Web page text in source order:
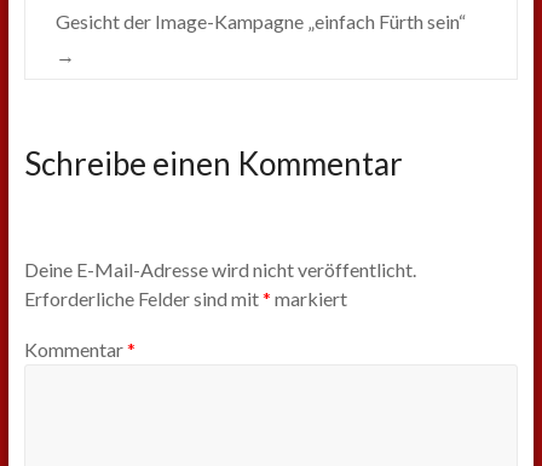
Gesicht der Image-Kampagne „einfach Fürth sein“
→
Schreibe einen Kommentar
Deine E-Mail-Adresse wird nicht veröffentlicht.
Erforderliche Felder sind mit* markiert
Kommentar*